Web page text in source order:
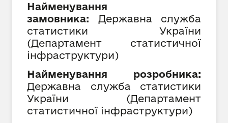
Найменування
замовника: Державна служба
статистики України
(Департамент статистичної
інфраструктури)
Найменування розробника:
Державна служба статистики
України (Департамент
статистичної інфраструктури)